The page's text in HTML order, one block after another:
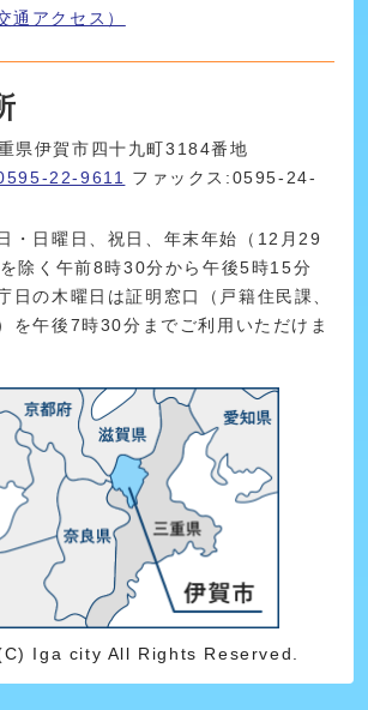
通アクセス）
県伊賀市四十九町3184番地
22-9611
ファックス:0595-24-
・日曜日、祝日、年末年始（12月29
除く午前8時30分から午後5時15分
日の木曜日は証明窓口（戸籍住民課、
を午後7時30分までご利用いただけま
Iga city All Rights Reserved.